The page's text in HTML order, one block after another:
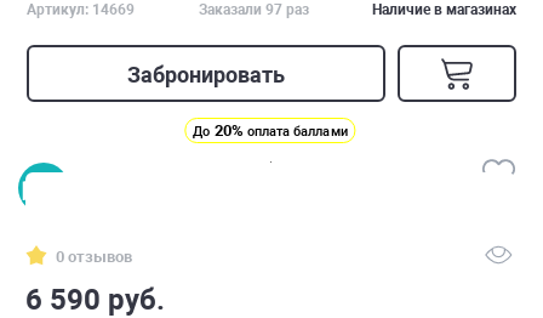
Артикул: 14669 Заказали 97 раз Наличие в магазинах
Забронировать
До 20% оплата баллами
0 отзывов
6 590 руб.